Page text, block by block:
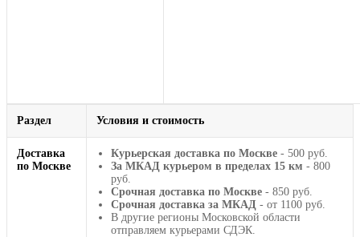
Раздел Условия и стоимость
Доставка
по Москве
Курьерская доставка по Москве - 500 руб.
За МКАД курьером в пределах 15 км - 800
руб.
Срочная доставка по Москве - 850 руб.
Срочная доставка за МКАД - от 1100 руб.
В другие регионы Московской области
отправляем курьерами СДЭК.